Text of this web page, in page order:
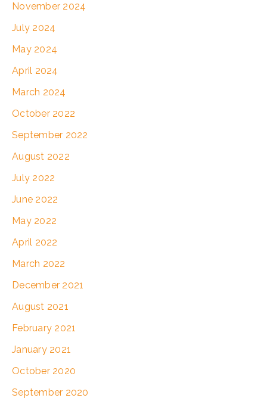
November 2024
July 2024
May 2024
April 2024
March 2024
October 2022
September 2022
August 2022
July 2022
June 2022
May 2022
April 2022
March 2022
December 2021
August 2021
February 2021
January 2021
October 2020
September 2020